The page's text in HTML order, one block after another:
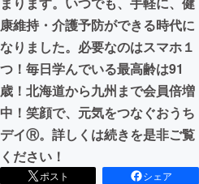
CAMPFIRE for Social Good
CAMPFIREふるさと納税
康維持・介護予防ができる時代に
なりました。必要なのはスマホ１
つ！毎日学んでいる最高齢は91
歳！北海道から九州まで会員倍増
中！笑顔で、元気をつなぐおうち
デイⓇ。詳しくは続きを是非ご覧
ください！
ポスト
シェア